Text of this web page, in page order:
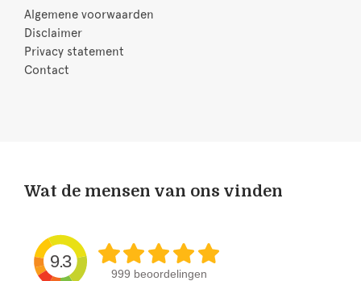
Algemene voorwaarden
Disclaimer
Privacy statement
Contact
Wat de mensen van ons vinden
9.3
999 beoordelingen